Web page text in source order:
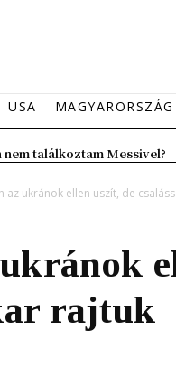
USA MAGYARORSZÁG
találkoztam Messivel?
az ukránok ellen uszít, de
rajtuk